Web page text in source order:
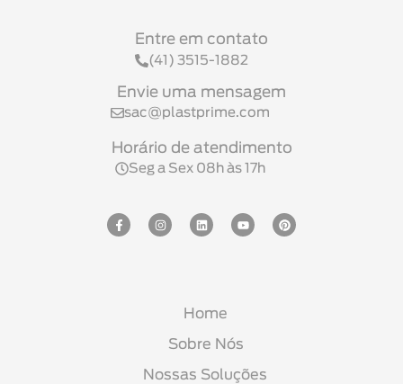
Entre em contato
(41) 3515-1882
Envie uma mensagem
sac@plastprime.com
Horário de atendimento
Seg a Sex 08h às 17h
Home
Sobre Nós
Nossas Soluções